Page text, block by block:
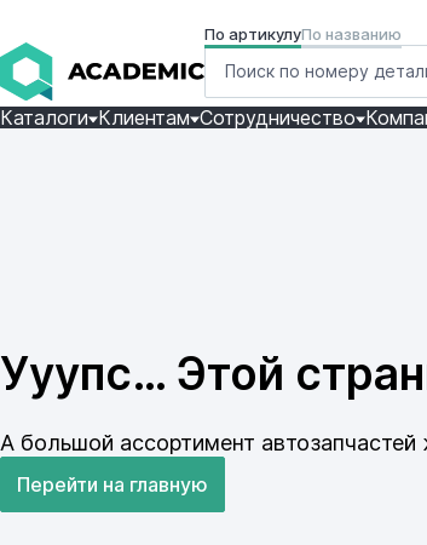
По артикулуПо названию
Каталоги Клиентам Сотрудничество
Ууупс… Этой
А большой ассортимент автозапчастей
Перейти на главную